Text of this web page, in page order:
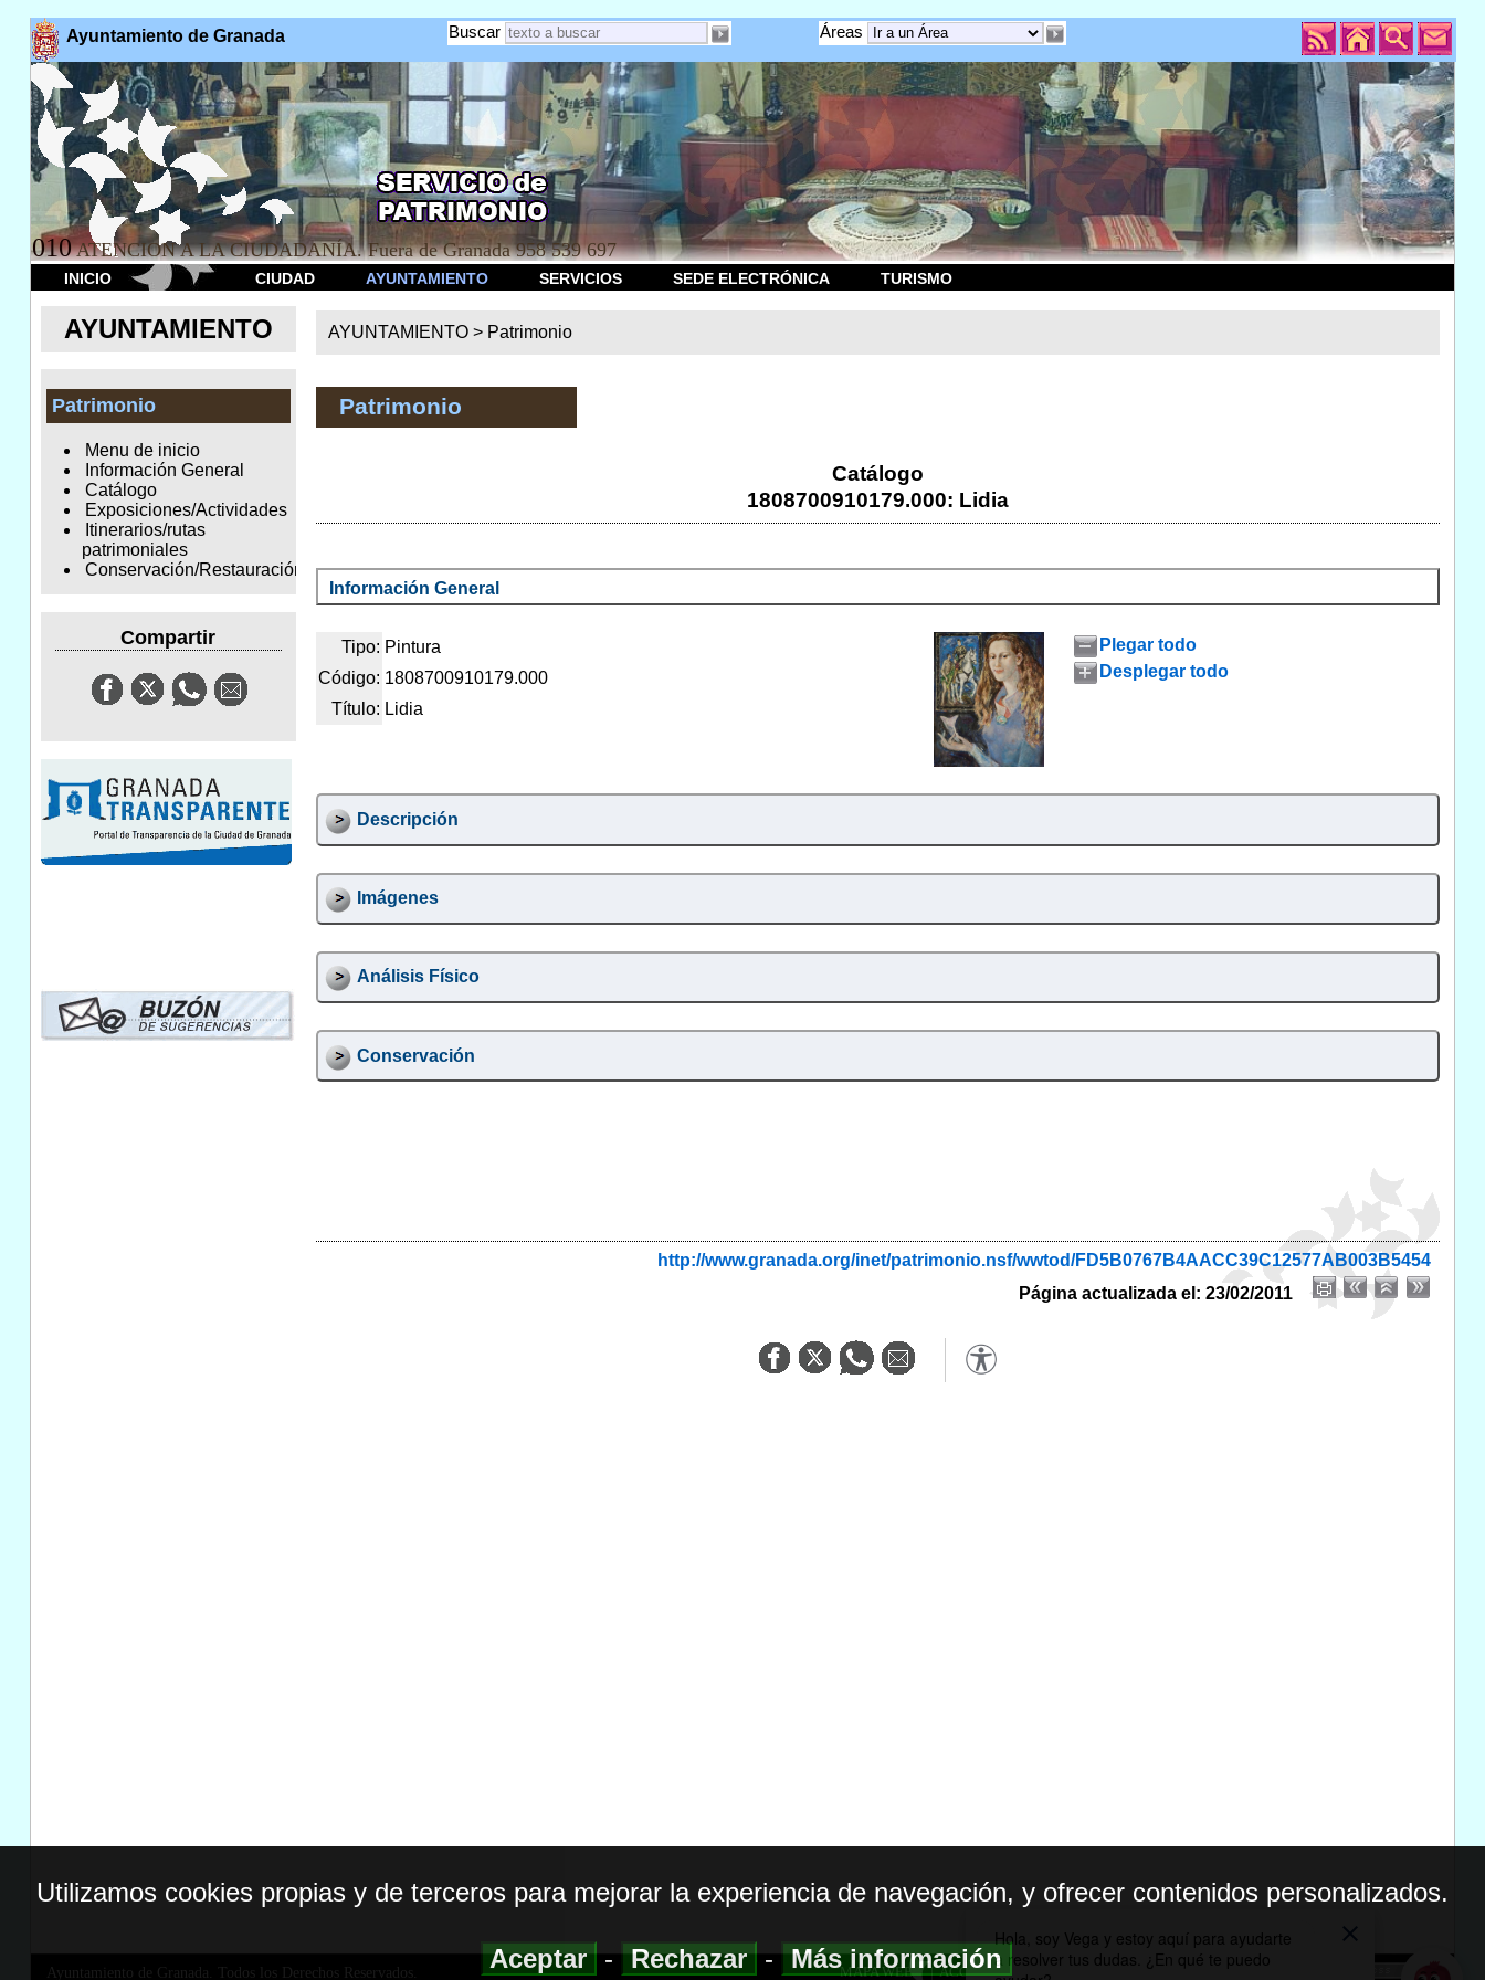
Ayuntamiento de Granada Áreas
Buscar
010 ATENCION A LA CIUDADANÍA. Fuera de Granada 958 539 697
INICIO CIUDAD AYUNTAMIENTO SERVICIOS SEDE ELECTRÓNICA TURISMO
AYUNTAMIENTO
Patrimonio
Menu de inicio
Información General
Catálogo
Exposiciones/Actividades
Itinerarios/rutas
patrimoniales
Conservación/Restauración
Compartir
AYUNTAMIENTO > Patrimonio
Patrimonio
Catálogo
1808700910179.000: Lidia
Información General
Tipo: Pintura
Código: 1808700910179.000
Título: Lidia
Plegar todo
Desplegar todo
Descripción
Imágenes
Análisis Físico
Conservación
http://www.granada.org/inet/patrimonio.nsf/wwtod/FD5B0767B4AACC39C12577AB003B5454
Página actualizada el: 23/02/2011
Ayuntamiento de Granada. Todos los Derechos Reservados. MAPA WEB|ACCESIBILIDAD
Utilizamos cookies propias y de terceros para mejorar la experiencia de navegación, y ofrecer contenidos personalizados.
Aceptar-Rechazar-Más información